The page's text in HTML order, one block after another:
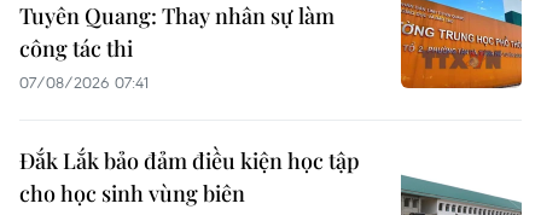
Tuyên Quang: Thay nhân sự làm
công tác thi
07/08/2026 07:41
Đắk Lắk bảo đảm điều kiện học tập
cho học sinh vùng biên